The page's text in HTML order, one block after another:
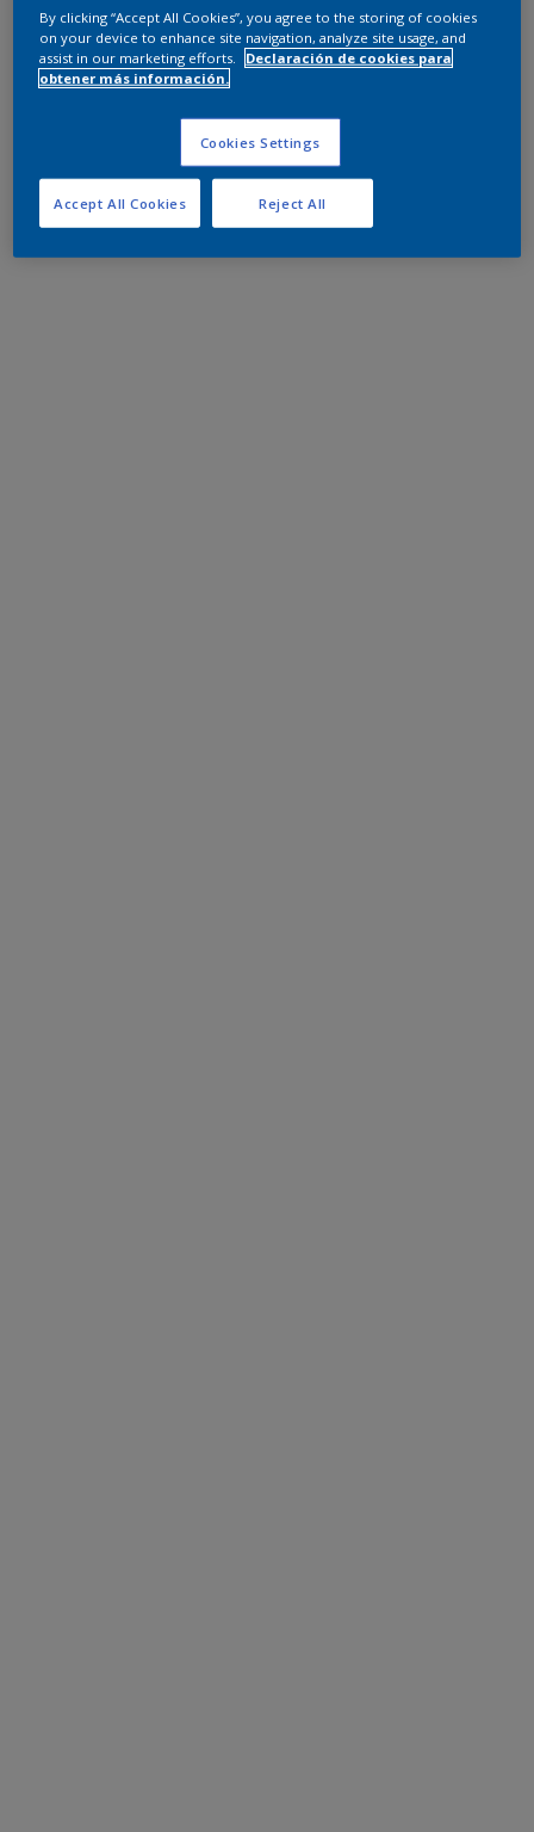
By clicking “Accept All Cookies”, you agree to the storing of cookies
on your device to enhance site navigation, analyze site usage, and
assist in our marketing efforts.
Declaración de cookies para
obtener más información.
Cookies Settings
Reject All
Accept All Cookies